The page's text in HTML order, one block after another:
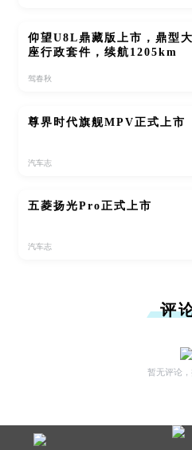
仰望U8L鼎藏版上市，鼎型
座行政套件，续航1205km
驾春秋
尊界时代旗舰MPV正式上市
汽车志
五菱扬光Pro正式上市
汽车志
评
暂无评论